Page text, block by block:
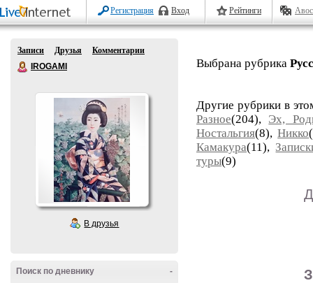
Регистрация Вход Рейтинги
Записи Друзья
Комментарии
IROGAMI
В друзья
-
Поиск по дневнику
Выбрана рубрика
Другие рубрики в
Разное(204), Эх,
Ностальгия(8),Никко
Камакура(11),
туры(9)